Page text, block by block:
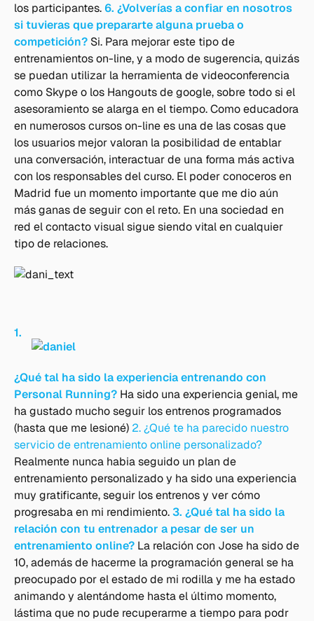
los participantes. 6. ¿Volverías a confiar en nosotros
si tuvieras que prepararte alguna prueba o
competición? Si. Para mejorar este tipo de
entrenamientos on-line, y a modo de sugerencia, quizás
se puedan utilizar la herramienta de videoconferencia
como Skype o los Hangouts de google, sobre todo si el
asesoramiento se alarga en el tiempo. Como educadora
en numerosos cursos on-line es una de las cosas que
los usuarios mejor valoran la posibilidad de entablar
una conversación, interactuar de una forma más activa
con los responsables del curso. El poder conoceros en
Madrid fue un momento importante que me dio aún
más ganas de seguir con el reto. En una sociedad en
red el contacto visual sigue siendo vital en cualquier
tipo de relaciones.
1.
¿Qué tal ha sido la experiencia entrenando con
Personal Running? Ha sido una experiencia genial, me
ha gustado mucho seguir los entrenos programados
(hasta que me lesioné) 2. ¿Qué te ha parecido nuestro
servicio de entrenamiento online personalizado?
Realmente nunca habia seguido un plan de
entrenamiento personalizado y ha sido una experiencia
muy gratificante, seguir los entrenos y ver cómo
progresaba en mi rendimiento.3. ¿Qué tal ha sido la
relación con tu entrenador a pesar de ser un
entrenamiento online? La relación con Jose ha sido de
10, además de hacerme la programación general se ha
preocupado por el estado de mi rodilla y me ha estado
animando y alentándome hasta el último momento,
lástima que no pude recuperarme a tiempo para podr